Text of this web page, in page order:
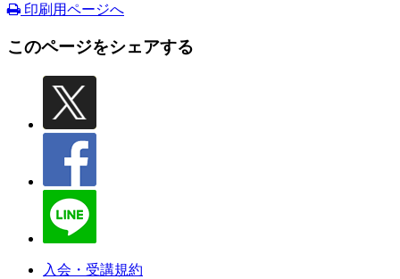
印刷用ページへ
このページをシェアする
入会・受講規約